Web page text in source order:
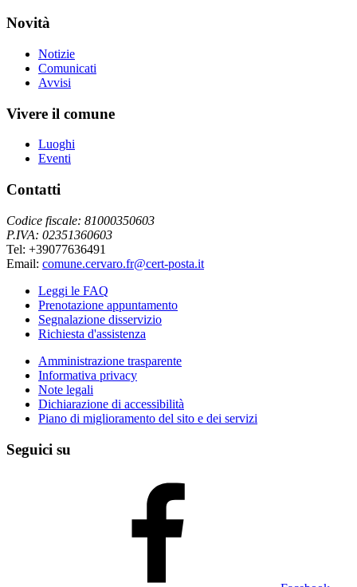
Novità
Notizie
Comunicati
Avvisi
Vivere il comune
Luoghi
Eventi
Contatti
Codice fiscale: 81000350603
P.IVA: 02351360603
Tel: +39077636491
Email: comune.cervaro.fr@cert-posta.it
Leggi le FAQ
Prenotazione appuntamento
Segnalazione disservizio
Richiesta d'assistenza
Amministrazione trasparente
Informativa privacy
Note legali
Dichiarazione di accessibilità
Piano di miglioramento del sito e dei servizi
Seguici su